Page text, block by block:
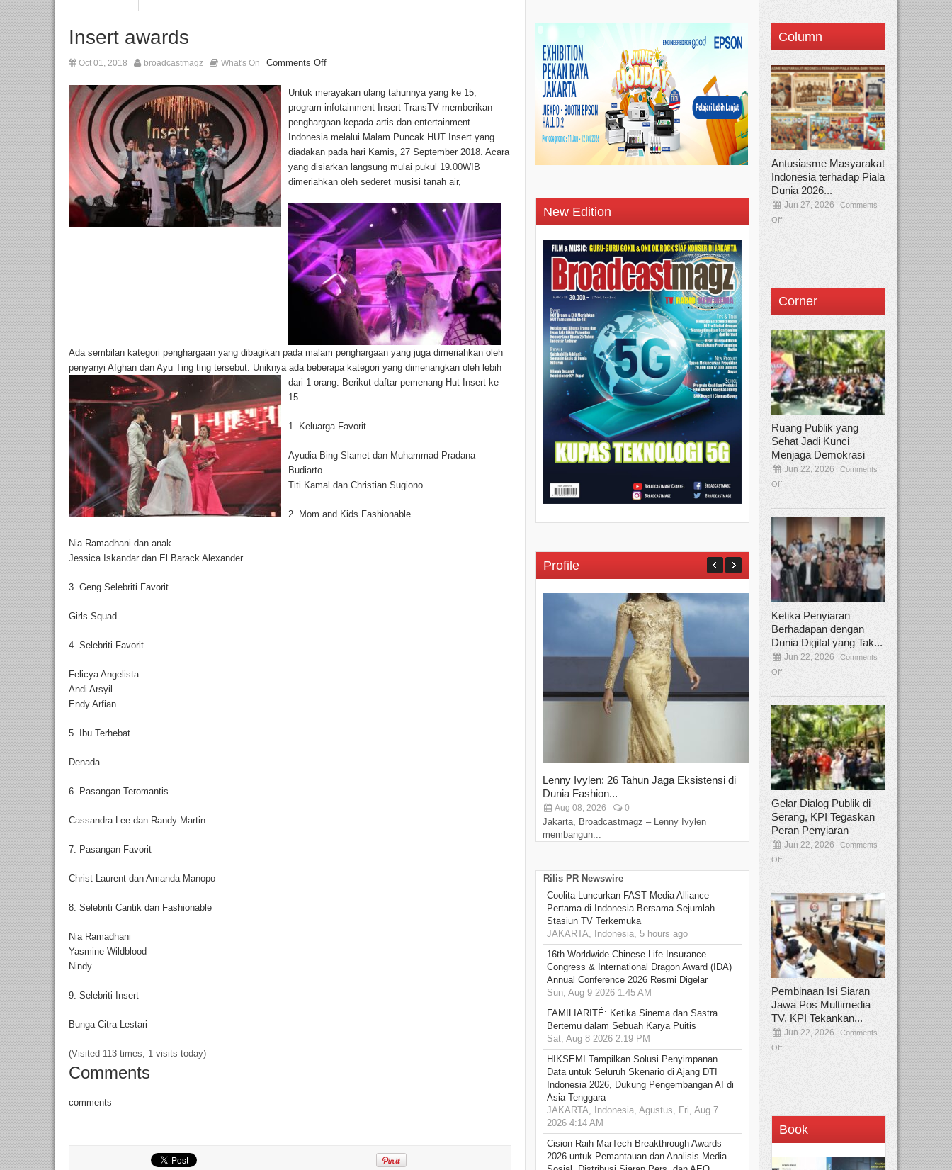
Insert awards
Oct 01, 2018 broadcastmagz What's On Comments Off
Untuk merayakan ulang tahunnya yang ke 15,
program infotainment Insert TransTV memberikan
penghargaan kepada artis dan entertainment
Indonesia melalui Malam Puncak HUT Insert yang
diadakan pada hari Kamis, 27 September 2018. Acara
yang disiarkan langsung mulai pukul 19.00WIB
dimeriahkan oleh sederet musisi tanah air,
Ada sembilan kategori penghargaan yang dibagikan pada malam penghargaan yang juga dimeriahkan oleh
penyanyi Afghan dan Ayu Ting ting tersebut. Uniknya ada beberapa kategori yang dimenangkan oleh lebih
dari 1 orang. Berikut daftar pemenang Hut Insert ke
15.
1. Keluarga Favorit
Ayudia Bing Slamet dan Muhammad Pradana
Budiarto
Titi Kamal dan Christian Sugiono
2. Mom and Kids Fashionable
Nia Ramadhani dan anak
Jessica Iskandar dan El Barack Alexander
3. Geng Selebriti Favorit
Girls Squad
4. Selebriti Favorit
Felicya Angelista
Andi Arsyil
Endy Arfian
5. Ibu Terhebat
Denada
6. Pasangan Teromantis
Cassandra Lee dan Randy Martin
7. Pasangan Favorit
Christ Laurent dan Amanda Manopo
8. Selebriti Cantik dan Fashionable
Nia Ramadhani
Yasmine Wildblood
Nindy
9. Selebriti Insert
Bunga Citra Lestari
(Visited 113 times, 1 visits today)
Comments
comments
New Edition
Profile
Lenny Ivylen: 26 Tahun Jaga Eksistensi di
Dunia Fashion...
Aug 08, 2026 0
Jakarta, Broadcastmagz – Lenny Ivylen
membangun...
Yan Senjaya, Kreativitas Lima
Sinema Indonesia
Dec 22, 2025 Comments Off
Jakarta, Broadcastmagz – Yan Senjaya
Rilis PR Newswire
Coolita Luncurkan FAST Media Alliance
Pertama di Indonesia Bersama Sejumlah
Stasiun TV Terkemuka
JAKARTA, Indonesia, 5 hours ago
16th Worldwide Chinese Life Insurance
Congress & International Dragon Award (IDA)
Annual Conference 2026 Resmi Digelar
Sun, Aug 9 2026 1:45 AM
FAMILIARITÉ: Ketika Sinema dan Sastra
Bertemu dalam Sebuah Karya Puitis
Sat, Aug 8 2026 2:19 PM
HIKSEMI Tampilkan Solusi Penyimpanan
Data untuk Seluruh Skenario di Ajang DTI
Indonesia 2026, Dukung Pengembangan AI di
Asia Tenggara
JAKARTA, Indonesia, Agustus, Fri, Aug 7
2026 4:14 AM
Cision Raih MarTech Breakthrough Awards
2026 untuk Pemantauan dan Analisis Media
Column
Antusiasme Masyarakat
Indonesia terhadap Piala
Dunia 2026...
Jun 27, 2026
Comments
Off
Corner
Ruang Publik yang
Sehat Jadi Kunci
Menjaga Demokrasi
Jun 22, 2026
Comments
Off
Ketika Penyiaran
Berhadapan dengan
Dunia Digital yang Tak...
Jun 22, 2026
Comments
Off
Gelar Dialog Publik di
Serang, KPI Tegaskan
Peran Penyiaran
Jun 22, 2026
Comments
Off
Pembinaan Isi Siaran
Jawa Pos Multimedia
TV, KPI Tekankan...
Jun 22, 2026
Comments
Off
Book